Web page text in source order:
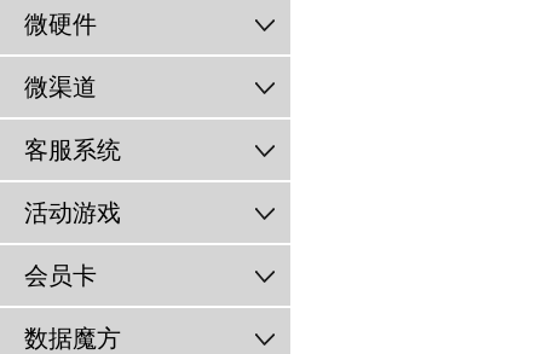
微硬件
微渠道
客服系统
活动游戏
会员卡
数据魔方